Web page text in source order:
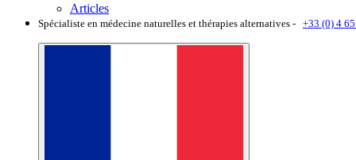
Articles
Spécialiste en médecine naturelles et thérapies alternatives - +33 (0) 4